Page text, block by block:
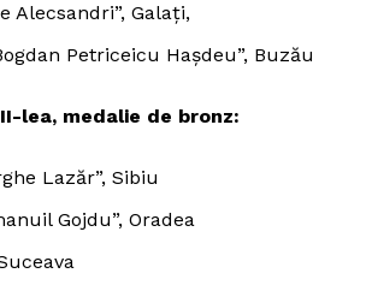
Alecsandri”, Galați,
Petriceicu Hașdeu”, Buzău
lea, medalie de bronz:
Lazăr”, Sibiu
Gojdu”, Oradea